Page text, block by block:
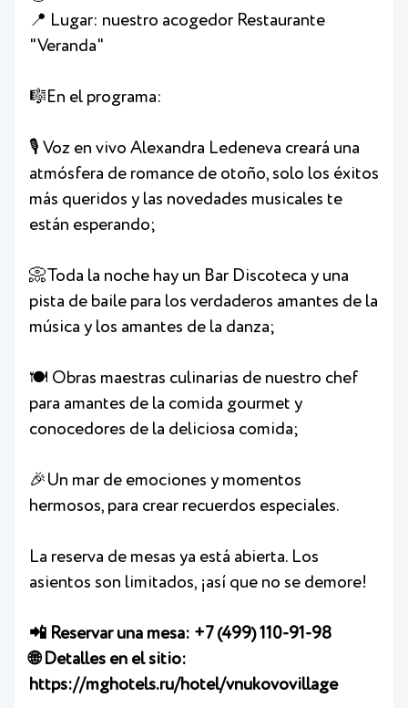
📍 Lugar: nuestro acogedor Restaurante
"Veranda"
🎼En el programa:
🎙️ Voz en vivo Alexandra Ledeneva creará una
atmósfera de romance de otoño, solo los éxitos
más queridos y las novedades musicales te
están esperando;
📀Toda la noche hay un Bar Discoteca y una
pista de baile para los verdaderos amantes de la
música y los amantes de la danza;
🍽 Obras maestras culinarias de nuestro chef
para amantes de la comida gourmet y
conocedores de la deliciosa comida;
🎉Un mar de emociones y momentos
hermosos, para crear recuerdos especiales.
La reserva de mesas ya está abierta. Los
asientos son limitados, ¡así que no se demore!
📲 Reservar una mesa: +7 (499) 110-91-98
🌐 Detalles en el sitio:
https://mghotels.ru/hotel/vnukovovillage